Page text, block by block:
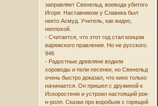
заправляет Свенельд, воевода убитого
Игоря. Наставником у Славика был
некто Асмуд. Учитель, как видно,
неплохой.
- Считается, что этот год стал концом
варяжского правления. Но не русского.
946
- Радостные древляне водили
хороводы и пели песенки, но Свенельд
очень быстро доказал, что кино только
начинается. Он пришел с дружиной к
Искоростеню и устроил настоящий рок-
н-ролл. Сказки про воробьев с горящей